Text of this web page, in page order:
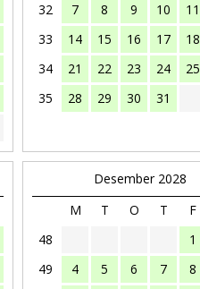
32
7 8 9 10 11
33
14 15 16 17 18
34
21 22 23 24 25
35
28 29 30 31
Desember 2028
M
T O T F
48
1
49
4 5 6 7 8